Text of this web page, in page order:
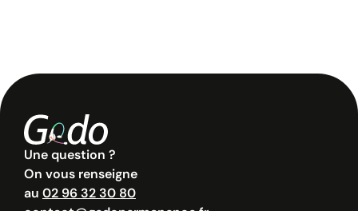
Une question ?
On vous renseigne
au 02 96 32 30 80